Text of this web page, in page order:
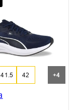
41.5 42 +4